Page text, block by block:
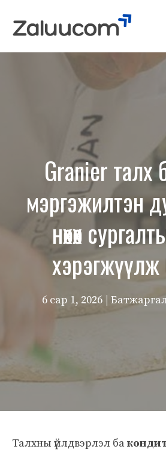
Granier талх
мэргэжилтэн
нөхөх
6 сар 1, 2026 |
Талхны үйлдвэрлэл ба